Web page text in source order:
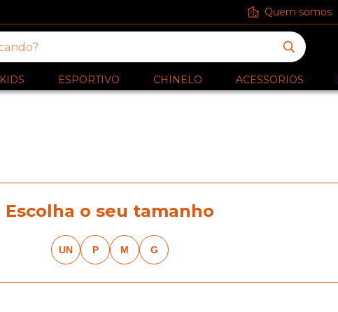
Quem somos
KIDS ESPORTIVO CHINELO ACESSORIOS
Escolha o seu tamanho
UN P M G